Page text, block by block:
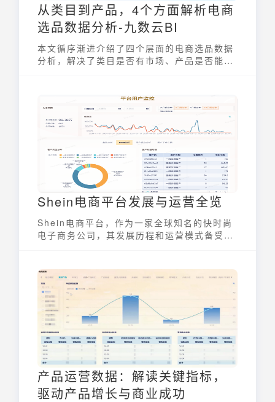
从类目到产品，4个方面解析电商
选品数据分析-九数云BI
本文循序渐进介绍了四个层面的电商选品数据
分析，解决了类目是否有市场、产品是否能
Shein电商平台发展与运营全览
Shein电商平台，作为一家全球知名的快时尚
电子商务公司，其发展历程和运营模式备受瞩
烈的电商市场中脱颖而出。了解Shein的成功
之道，对于希望在高成长型企业中发展的个人
和企业具有重要的借鉴意义。
产品运营数据：解读关键指标，
驱动产品增长与商业成功